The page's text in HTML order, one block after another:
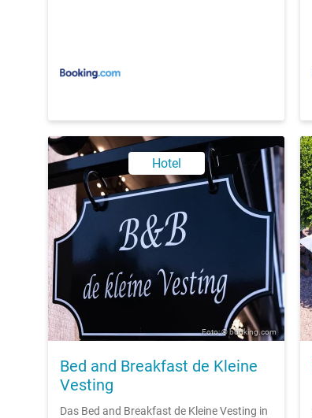
Hotel
Foto: © booking.com
Bed and Breakfast de Kleine
Vesting
Das Bed and Breakfast de Kleine Vesting in